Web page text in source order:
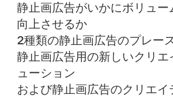
静止画広告がいかにボリュー
向上させるか
2種類の静止画広告のプレー
静止画広告用の新しいクリエ
ューション
および静止画広告のクリエイ